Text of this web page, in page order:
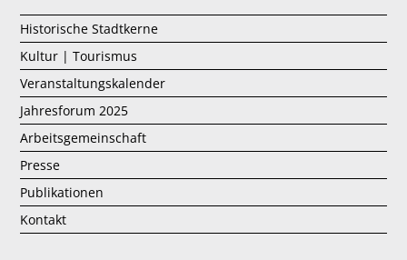
Historische Stadtkerne
Kultur | Tourismus
Veranstaltungskalender
Jahresforum 2025
Arbeitsgemeinschaft
Presse
Publikationen
Kontakt